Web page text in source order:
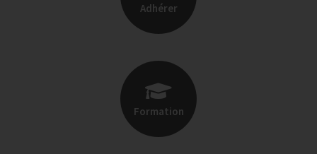
Adhérer
Formation